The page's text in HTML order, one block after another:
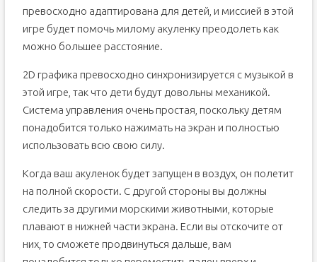
превосходно адаптирована для детей, и миссией в этой
игре будет помочь милому акуленку преодолеть как
можно большее расстояние.
2D графика превосходно синхронизируется с музыкой в
этой игре, так что дети будут довольны механикой.
Система управления очень простая, поскольку детям
понадобится только нажимать на экран и полностью
использовать всю свою силу.
Когда ваш акуленок будет запущен в воздух, он полетит
на полной скорости. С другой стороны вы должны
следить за другими морскими животными, которые
плавают в нижней части экрана. Если вы отскочите от
них, то сможете продвинуться дальше, вам